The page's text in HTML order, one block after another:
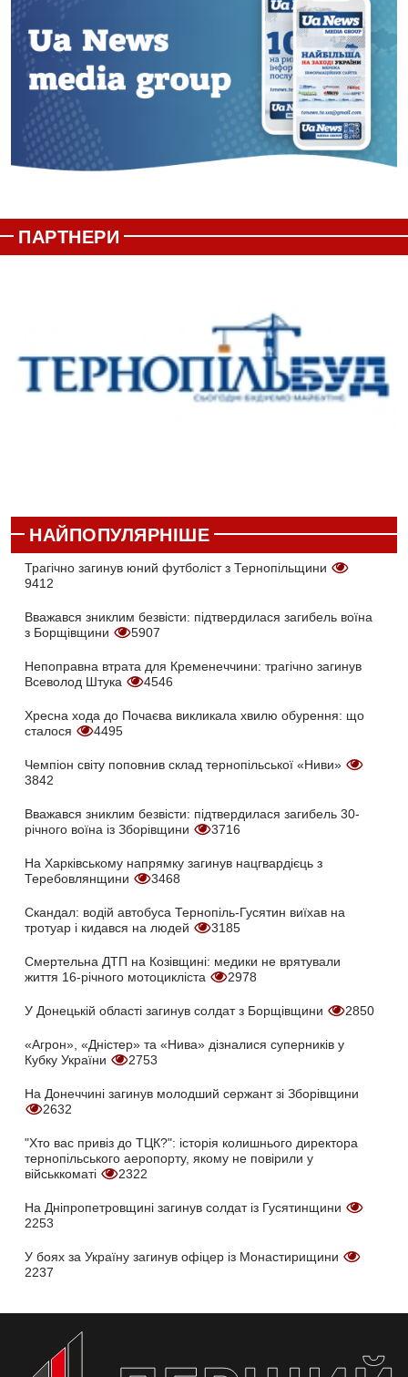
ПАРТНЕРИ
НАЙПОПУЛЯРНІШЕ
Трагічно загинув юний футболіст з Тернопільщини
9412
Вважався зниклим безвісти: підтвердилася загибель воїна
з Борщівщини
5907
Непоправна втрата для Кременеччини: трагічно загинув
Всеволод Штука
4546
Хресна хода до Почаєва викликала хвилю обурення: що
сталося
4495
Чемпіон світу поповнив склад тернопільської «Ниви»
3842
Вважався зниклим безвісти: підтвердилася загибель 30-
річного воїна із Зборівщини
3716
На Харківському напрямку загинув нацгвардієць з
Теребовлянщини
3468
Скандал: водій автобуса Тернопіль-Гусятин виїхав на
тротуар і кидався на людей
3185
Смертельна ДТП на Козівщині: медики не врятували
життя 16-річного мотоцикліста
2978
У Донецькій області загинув солдат з Борщівщини 2850
«Агрон», «Дністер» та «Нива» дізналися суперників у
Кубку України
2753
На Донеччині загинув молодший сержант зі Зборівщини
2632
"Хто вас привіз до ТЦК?": історія колишнього директора
тернопільського аеропорту, якому не повірили у
військкоматі
2322
На Дніпропетровщині загинув солдат із Гусятинщини
2253
У боях за Україну загинув офіцер із Монастирищини
2237